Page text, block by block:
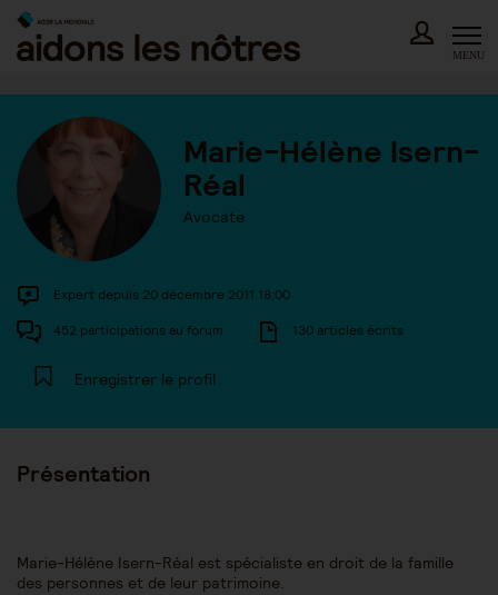
Skip
content
MENU
Marie-Hélène Isern-
Réal
Avocate
Expert depuis 20 décembre 2011 18:00
452 participations au forum 130 articles écrits
Enregistrer le profil
Présentation
Marie-Hélène Isern-Réal est spécialiste en droit de la famille
des personnes et de leur patrimoine.